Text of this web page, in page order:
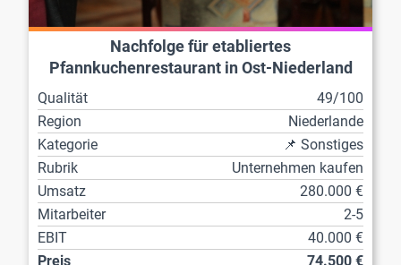
Nachfolge für etabliertes
Pfannkuchenrestaurant in Ost-Niederland
Qualität
49/100
Region
Niederlande
Kategorie
📌 Sonstiges
Rubrik
Unternehmen kaufen
Umsatz
280.000 €
Mitarbeiter
2-5
EBIT
40.000 €
Preis
74.500 €